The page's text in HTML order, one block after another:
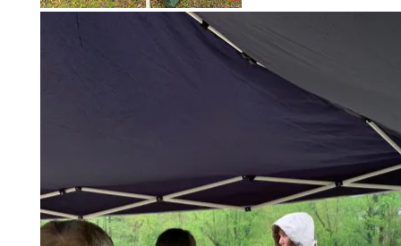
Schlag 10 Uhr standen die ersten
Gartenbesucher*innen mit